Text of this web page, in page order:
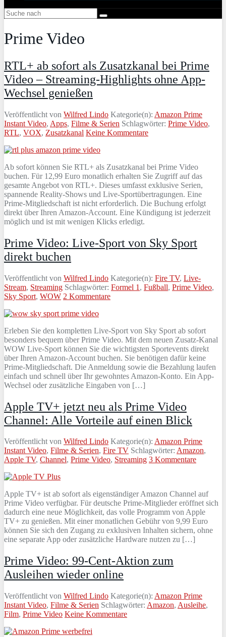
Prime Video
RTL+ ab sofort als Zusatzkanal bei Prime
Video – Streaming-Highlights ohne App-
Wechsel genießen
Veröffentlicht von Wilfred Lindo Kategorie(n): Amazon Prime
Instant Video, Apps, Filme & Serien Schlagwörter: Prime Video,
RTL, VOX, Zusatzkanal Keine Kommentare
Ab sofort können Sie RTL+ als Zusatzkanal bei Prime Video
buchen. Für 12,99 Euro monatlich erhalten Sie Zugriff auf das
gesamte Angebot von RTL+. Dieses umfasst exklusive Serien,
spannende Reality-Shows und Live-Sportübertragungen. Eine
Prime-Mitgliedschaft ist nicht erforderlich. Die Buchung erfolgt
direkt über Ihren Amazon-Account. Eine Kündigung ist jederzeit
möglich und ist mit wenigen Klicks erledigt.
Prime Video: Live-Sport von Sky Sport
direkt buchen
Veröffentlicht von Wilfred Lindo Kategorie(n): Fire TV, Live-
Stream, Streaming Schlagwörter: Formel 1 , Fußball, Prime Video,
Sky Sport, WOW 2 Kommentare
Erleben Sie den kompletten Live-Sport von Sky Sport ab sofort
besonders bequem über Prime Video. Mit dem neuen Zusatz-Kanal
WOW Live-Sport können Sie die wichtigsten Sportevents direkt
über Ihren Amazon-Account buchen. Sie benötigen dafür keine
Prime-Mitgliedschaft. Die Anmeldung sowie die Bezahlung laufen
einfach und schnell über Ihr gewohntes Amazon-Konto. Ein App-
Wechsel oder zusätzliche Eingaben von […]
Apple TV+ jetzt neu als Prime Video
Channel: Alle Vorteile auf einen Blick
Veröffentlicht von Wilfred Lindo Kategorie(n): Amazon Prime
Instant Video, Filme & Serien, Fire TV Schlagwörter: Amazon,
Apple TV, Channel, Prime Video, Streaming 3 Kommentare
Apple TV+ ist ab sofort als eigenständiger Amazon Channel auf
Prime Video verfügbar. Für deutsche Prime-Mitglieder eröffnet sich
dadurch eine neue Möglichkeit, das volle Programm von Apple
TV+ zu genießen. Mit einer monatlichen Gebühr von 9,99 Euro
können Sie sich den Zugang zu exklusiven Inhalten sichern, ohne
eine separate App oder zusätzliche Hardware nutzen zu […]
Prime Video: 99-Cent-Aktion zum
Ausleihen wieder online
Veröffentlicht von Wilfred Lindo Kategorie(n): Amazon Prime
Instant Video, Filme & Serien Schlagwörter: Amazon, Ausleihe,
Film, Prime Video Keine Kommentare